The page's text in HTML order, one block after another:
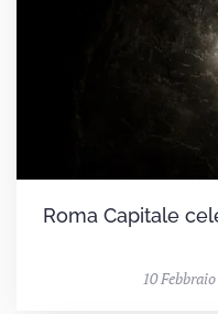
Roma Capitale
10